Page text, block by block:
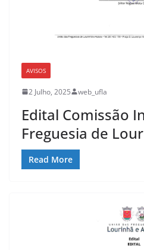
AVISOS
2 Julho, 2025 web_ufla
Edital Comissão
Freguesia de
Read More